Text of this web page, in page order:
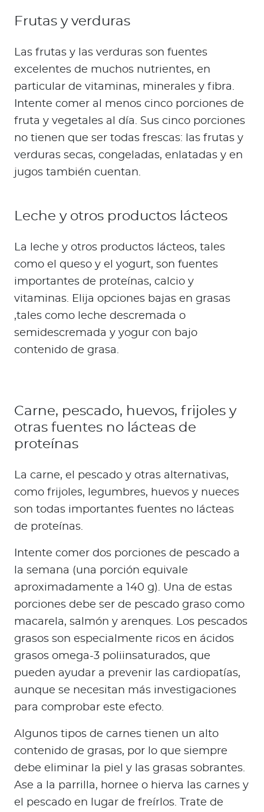
Frutas y verduras
Las frutas y las verduras son fuentes
excelentes de muchos nutrientes, en
particular de vitaminas, minerales y fibra.
Intente comer al menos cinco porciones de
fruta y vegetales al día. Sus cinco porciones
no tienen que ser todas frescas: las frutas y
verduras secas, congeladas, enlatadas y en
jugos también cuentan.
Leche y otros productos lácteos
La leche y otros productos lácteos, tales
como el queso y el yogurt, son fuentes
importantes de proteínas, calcio y
vitaminas. Elija opciones bajas en grasas
,tales como leche descremada o
semidescremada y yogur con bajo
contenido de grasa.
Carne, pescado, huevos, frijoles y
otras fuentes no lácteas de
proteínas
La carne, el pescado y otras alternativas,
como frijoles, legumbres, huevos y nueces
son todas importantes fuentes no lácteas
de proteínas.
Intente comer dos porciones de pescado a
la semana (una porción equivale
aproximadamente a 140 g). Una de estas
porciones debe ser de pescado graso como
macarela, salmón y arenques. Los pescados
grasos son especialmente ricos en ácidos
grasos omega-3 poliinsaturados, que
pueden ayudar a prevenir las cardiopatías,
aunque se necesitan más investigaciones
para comprobar este efecto.
Algunos tipos de carnes tienen un alto
contenido de grasas, por lo que siempre
debe eliminar la piel y las grasas sobrantes.
Ase a la parrilla, hornee o hierva las carnes y
el pescado en lugar de freírlos. Trate de